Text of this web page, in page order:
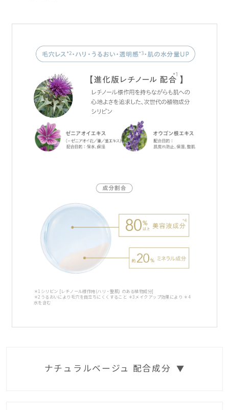
＊1シリビン [レチノール様作用(ハリ・整肌) のある植物成分]
＊2うるおいにより毛穴を目立ちにくくすること ＊3メイクアップ効果により ＊4
水を含む
ナチュラルベージュ 配合成分 ▼